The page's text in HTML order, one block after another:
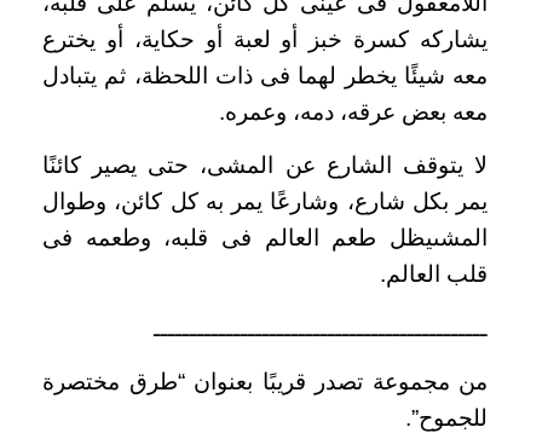
يشاركه كسرة خبز أو لعبة أو حكاية، أو يخترع
معه شيئًا يخطر لهما فى ذات اللحظة، ثم يتبادل
معه بعض عرقه، دمه، وعمره.
لا يتوقف الشارع عن المشى، حتى يصير كائنًا
يمر بكل شارع، وشارعًا يمر به كل كائن، وطوال
المشىيظل طعم العالم فى قلبه، وطعمه فى
قلب العالم.
ــــــــــــــــــــــــــــــــــــــــــــــ
من مجموعة تصدر قريبًا بعنوان “طرق مختصرة
للجموح”.